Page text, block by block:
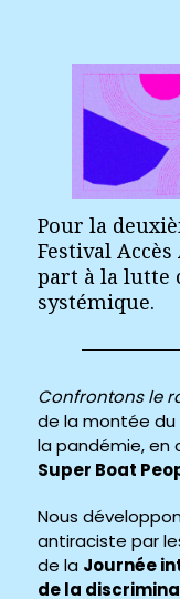
Pour la
Festival Accès
part à la lutte
systémique.
Confrontons le
de la montée
la pandémie, en
Super Boat
Nous
antiraciste par
de la Journée
de la